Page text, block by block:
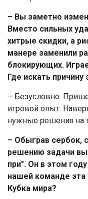
– Вы заметно
Вместо сильных
хитрые скидки, а
манере заменили
блокирующих.
Где искать
– Безусловно.
игровой опыт.
нужные решения на
– Обыграв сербок,
решению задачи
при". Он в этом
нашей команде эта
Кубка мира?